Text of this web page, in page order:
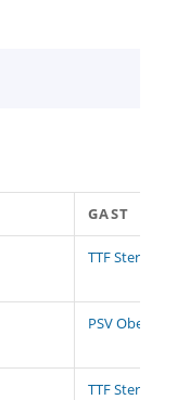
GAST
TTF Sterkrade
PSV
TTF Sterkrade